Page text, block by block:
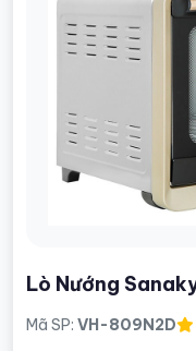
Lò Nướng
Mã SP: VH-809N2D